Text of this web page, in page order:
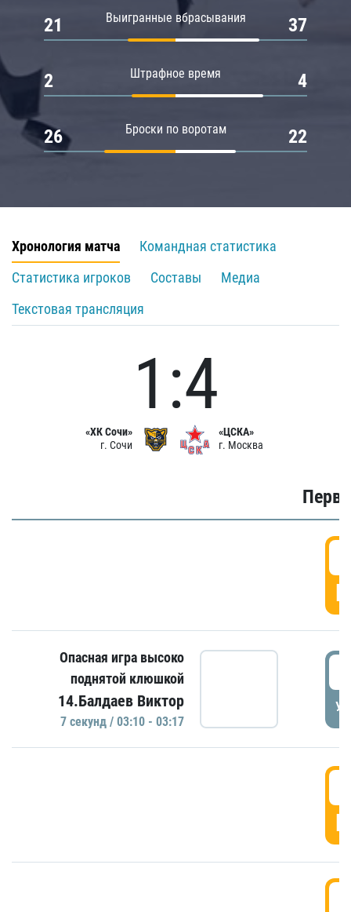
Выигранные вбрасывания
21 37
Штрафное время
2 4
Броски по воротам
26 22
Хронология матча
Командная статистика
Статистика игроков
Составы
Медиа
Текстовая трансляция
«ХК Сочи»
г. Сочи
1:4
«ЦСКА»
г. Москва
Опасная игра высоко
поднятой клюшкой
14.Балдаев Виктор
7 секунд / 03:10 - 03:17